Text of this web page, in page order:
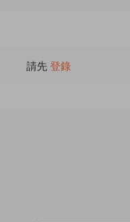
請先 登錄